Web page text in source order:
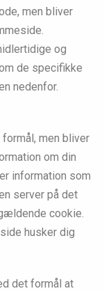
men bliver
og
de specifikke
nedenfor.
men bliver
om din
information som
server på det
cookie.
husker dig
det formål at